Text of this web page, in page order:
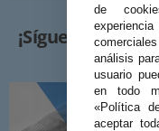
¡Síguenos!
de
análisis
usuario
en todo
«Política
aceptar